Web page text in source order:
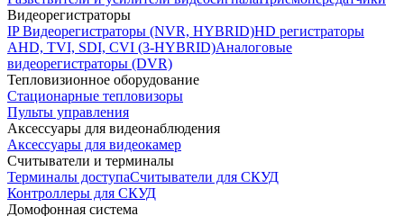
Видеорегистраторы
IP Видеорегистраторы (NVR, HYBRID)HD регистраторы
AHD, TVI, SDI, CVI (3-HYBRID)Аналоговые
видеорегистраторы (DVR)
Тепловизионное оборудование
Стационарные тепловизоры
Пульты управления
Аксессуары для видеонаблюдения
Аксессуары для видеокамер
Считыватели и терминалы
Терминалы доступаСчитыватели для СКУД
Контроллеры для СКУД
Домофонная система